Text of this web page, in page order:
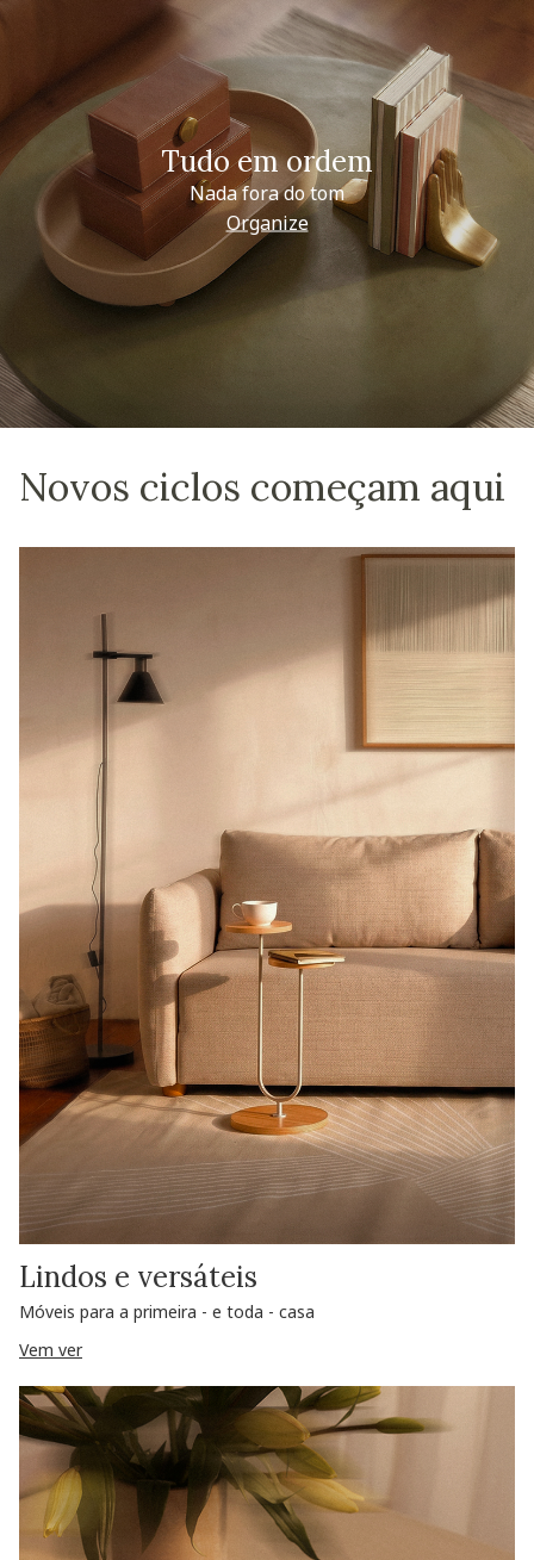
Tudo em ordem
Nada fora do tom
Organize
Novos ciclos começam aqui
Lindos e versáteis
Móveis para a primeira - e toda - casa
Vem ver